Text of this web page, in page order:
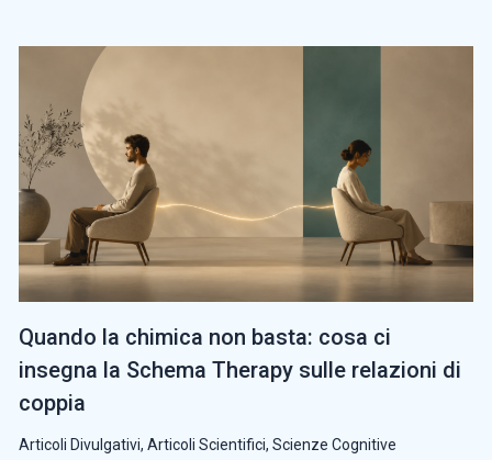
Quando la chimica non basta: cosa ci
insegna la Schema Therapy sulle relazioni di
coppia
Articoli Divulgativi, Articoli Scientifici, Scienze Cognitive